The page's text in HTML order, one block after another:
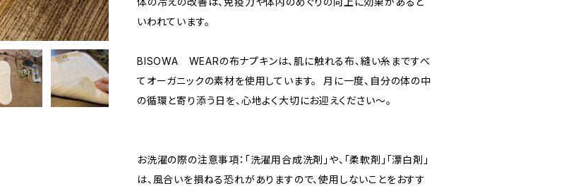
いわれています。
BISOWA WEARの布ナプキンは、肌に触れる布、縫い糸まですべ
てオーガニックの素材を使用しています。 月に一度、自分の体の中
の循環と寄り添う日を、心地よく大切にお迎えください〜。
お洗濯の際の注意事項：「洗濯用合成洗剤」や、「柔軟剤」「漂白剤」
は、風合いを損ねる恐れがありますので、使用しないことをおすす